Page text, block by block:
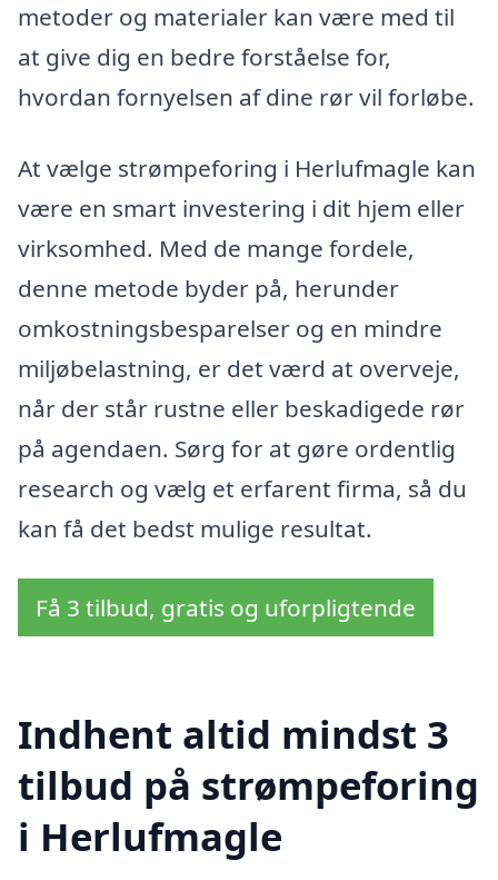
metoder og materialer kan være med til
at give dig en bedre forståelse for,
hvordan fornyelsen af dine rør vil forløbe.
At vælge strømpeforing i Herlufmagle kan
være en smart investering i dit hjem eller
virksomhed. Med de mange fordele,
denne metode byder på, herunder
omkostningsbesparelser og en mindre
miljøbelastning, er det værd at overveje,
når der står rustne eller beskadigede rør
på agendaen. Sørg for at gøre ordentlig
research og vælg et erfarent firma, så du
kan få det bedst mulige resultat.
Få 3 tilbud, gratis og uforpligtende
Indhent altid mindst 3
tilbud på strømpeforing
i Herlufmagle